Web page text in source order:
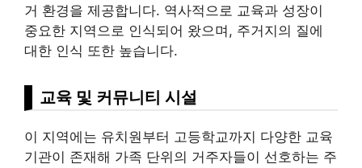
거 환경을 제공합니다. 역사적으로 교육과 성장이
중요한 지역으로 인식되어 왔으며, 주거지의 질에
대한 인식 또한 높습니다.
교육 및 커뮤니티 시설
이 지역에는 유치원부터 고등학교까지 다양한 교육
기관이 존재해 가족 단위의 거주자들이 선호하는 주